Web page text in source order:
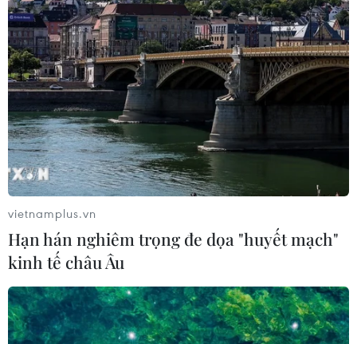
vietnamplus.vn
Hạn hán nghiêm trọng đe dọa "huyết mạch"
kinh tế châu Âu